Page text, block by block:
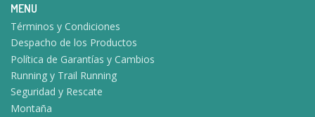
MENU
Términos y Condiciones
Despacho de los Productos
Política de Garantías y Cambios
Running y Trail Running
Seguridad y Rescate
Montaña